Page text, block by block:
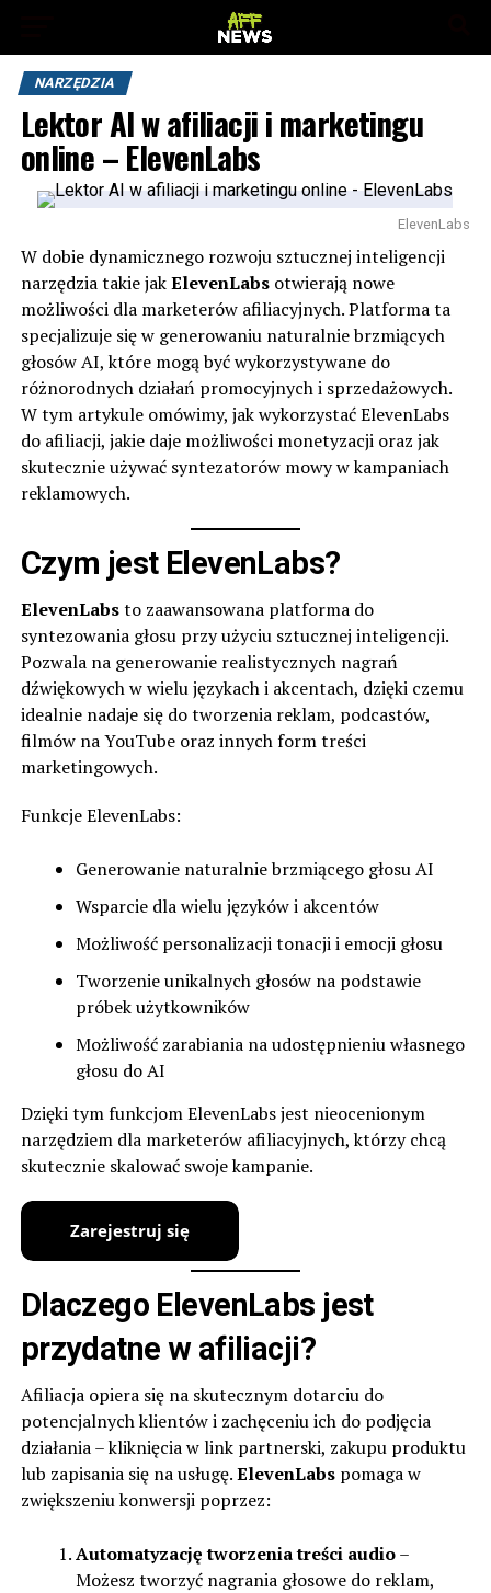
NARZĘDZIA
Lektor AI w afiliacji i marketingu
online – ElevenLabs
ElevenLabs
W dobie dynamicznego rozwoju sztucznej inteligencji
narzędzia takie jakElevenLabsotwierają nowe
możliwości dla marketerów afiliacyjnych. Platforma ta
specjalizuje się w generowaniu naturalnie brzmiących
głosów AI, które mogą być wykorzystywane do
różnorodnych działań promocyjnych i sprzedażowych.
W tym artykule omówimy, jak wykorzystać ElevenLabs
do afiliacji, jakie daje możliwości monetyzacji oraz jak
skutecznie używać syntezatorów mowy w kampaniach
reklamowych.
Czym jest ElevenLabs?
ElevenLabsto zaawansowana platforma do
syntezowania głosu przy użyciu sztucznej inteligencji.
Pozwala na generowanie realistycznych nagrań
dźwiękowych w wielu językach i akcentach, dzięki czemu
idealnie nadaje się do tworzenia reklam, podcastów,
filmów na YouTube oraz innych form treści
marketingowych.
Funkcje ElevenLabs:
Generowanie naturalnie brzmiącego głosu AI
Wsparcie dla wielu języków i akcentów
Możliwość personalizacji tonacji i emocji głosu
Tworzenie unikalnych głosów na podstawie
próbek użytkowników
Możliwość zarabiania na udostępnieniu własnego
głosu do AI
Dzięki tym funkcjom ElevenLabs jest nieocenionym
narzędziem dla marketerów afiliacyjnych, którzy chcą
skutecznie skalować swoje kampanie.
Dlaczego ElevenLabs jest
przydatne w afiliacji?
Afiliacja opiera się na skutecznym dotarciu do
potencjalnych klientów i zachęceniu ich do podjęcia
działania – kliknięcia w link partnerski, zakupu produktu
lub zapisania się na usługę.ElevenLabspomaga w
zwiększeniu konwersji poprzez:
Automatyzację tworzenia treści audio–
Możesz tworzyć nagrania głosowe do reklam,